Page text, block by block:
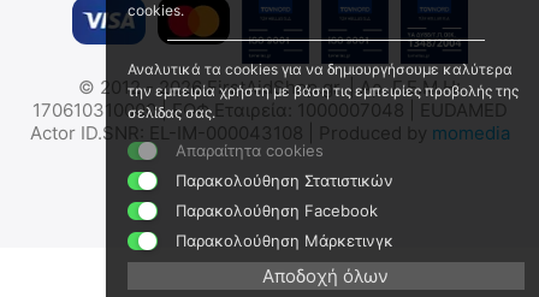
MIL-TEC Τσαντάκι
Ατομικού Κιτ Α' Βοηθειών
(IFAK)
13491002
Άμεσα διαθέσιμο
Αποστολή εντός 24 ωρών
(χωρίς ΦΠΑ)
Elite Bags MULTY'S
Πολυχρηστική Ιατρική και
Πρώτων Βοηθειών Τσάντα
EB06.002
Άμεσα διαθέσιμο
Αποστολή εντός 24 ωρών
€ 43.30
34.92
🖍
© 2012 - 2026 FirstAidShop.gr. | Αρ. Γ.Ε.Μ.Η:
170610310000 | ΕΟΦ Εταιρεία: 1000007048 | EUDAMED
Actor ID.SNR: EL-IM-000043108 | Produced by momedia
cookies.
Αναλυτικά τα cookies για να δημιουργήσουμε καλύτερα
την εμπειρία χρήστη με βάση τις εμπειρίες προβολής της
σελίδας σας.
Απαραίτητα cookies
Παρακολούθηση Στατιστικών
Παρακολούθηση Facebook
Παρακολούθηση Μάρκετινγκ
Αποδοχή όλων